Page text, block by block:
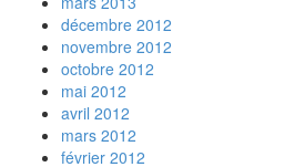
décembre 2012
novembre 2012
octobre 2012
mai 2012
avril 2012
mars 2012
février 2012